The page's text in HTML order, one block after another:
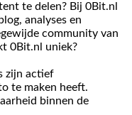
te delen? Bij 0Bit.nl
analyses en
community van
0Bit.nl uniek?
zijn actief
te maken heeft.
binnen de